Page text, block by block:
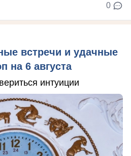
0
встречи и удачные
на 6 августа
интуиции